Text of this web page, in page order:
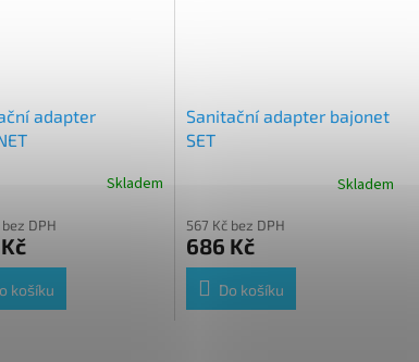
adapter
Skladem
DPH
košíku
Sanitační adapter bajonet
SET
Skladem
567 Kč bez DPH
686 Kč
Do košíku